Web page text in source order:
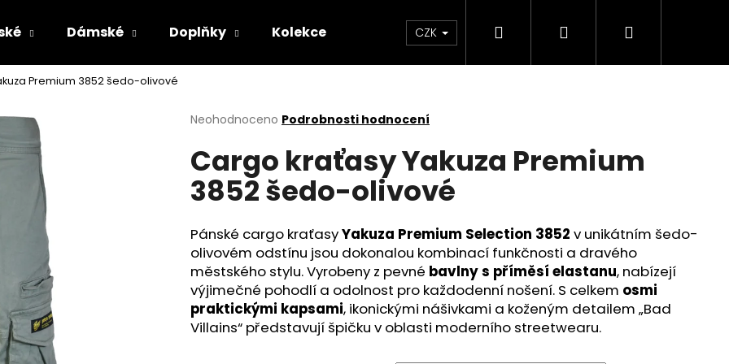
Dámské Doplňky Kolekce Kontakt Velkoobchod Obchodní
CZK Hledat PřihlášeníNákupní
Premium 3852 šedo-olivové
Průměrné
produktu
je
0,0
z
hvězdiček.
Neohodnoceno Podrobnosti hodnocení
Cargo kraťasy Yakuza Premium
3852 šedo-olivové
Pánské cargo kraťasyYakuza Premium Selection 3852 v unikátním šedo-
olivovém odstínu jsou dokonalou kombinací funkčnosti a dravého
městského stylu. Vyrobeny z pevné bavlny s příměsí elastanu, nabízejí
výjimečné pohodlí a odolnost pro každodenní nošení. S celkem osmi
praktickými kapsami, ikonickými nášivkami a koženým detailem „Bad
Villains“ představují špičku v oblasti moderního streetwearu.
Co potřebujete najít?
HLEDAT
MINIŠATY YAKUZA PREMIUM